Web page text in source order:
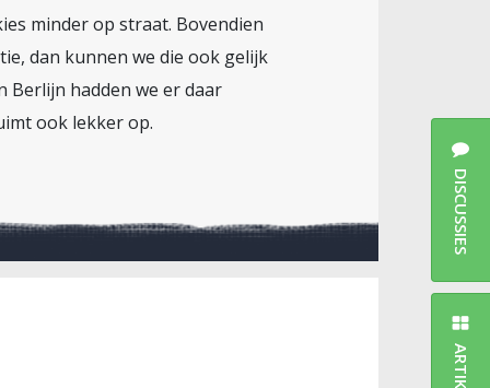
minder op straat. Bovendien
dan kunnen we die ook gelijk
Berlijn hadden we er daar
ook lekker op.
DISCUSSIES